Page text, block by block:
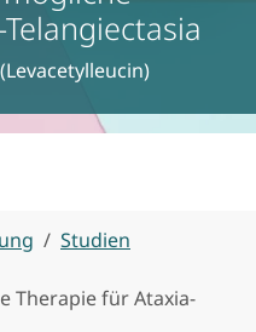
Studien
Therapie für Ataxia-